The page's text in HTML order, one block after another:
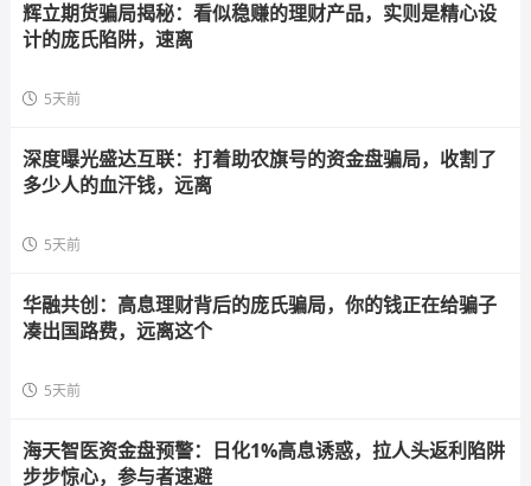
辉立期货骗局揭秘：看似稳赚的理财产品，实则是精心设
计的庞氏陷阱，速离
5天前
深度曝光盛达互联：打着助农旗号的资金盘骗局，收割了
多少人的血汗钱，远离
5天前
华融共创：高息理财背后的庞氏骗局，你的钱正在给骗子
凑出国路费，远离这个
5天前
海天智医资金盘预警：日化1%高息诱惑，拉人头返利陷阱
步步惊心，参与者速避